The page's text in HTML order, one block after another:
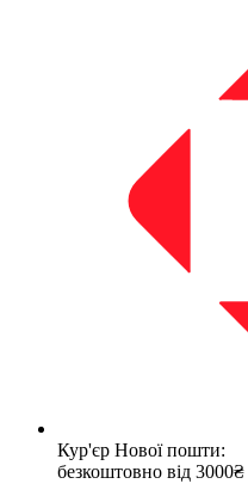
Кур'єр Нової пошти:
безкоштовно від 3000₴